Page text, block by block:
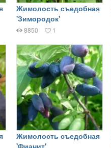
Жимолость съедобная
'Зимородок'
8850 1
Жимолость съедобная